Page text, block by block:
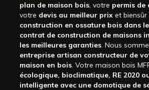
plan de maison bois, votre permis de
votre devis au meilleur prix et biensûr
construction en ossature bois dans
contrat de construction de maisons
les meilleures garanties. Nous
entreprise artisan constructeur de
maison en bois. Votre maison bois
écologique, bioclimatique, RE 2020
intelligente avec une domotique de